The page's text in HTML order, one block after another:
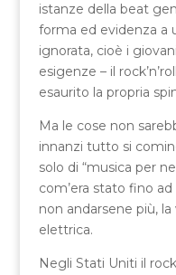
istanze della beat
forma ed evidenza a
ignorata, cioè i
esigenze – il
esaurito la propria
Ma le cose non
innanzi tutto si
solo di “musica per
com’era stato fino ad
non andarsene più,
elettrica.
Negli Stati Uniti il